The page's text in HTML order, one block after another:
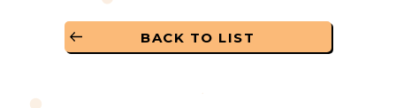
BACK TO LIST